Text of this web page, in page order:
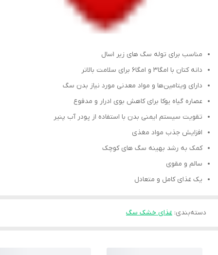
مناسب برای توله سگ های زیر ۱سال
دانه کتان با امگا۳ و امگا۶ برای سلامت بالاتر
دارای ویتامین‌ها و مواد معدنی مورد نیاز بدن سگ
عصاره گیاه یوکا برای کاهش بوی ادرار و مدفوع
تقویت سیستم ایمنی بدن با استفاده از پودر آب پنیر
افزایش جذب مواد مغذی
کمک به رشد بهینه سگ های کوچک
سالم و مقوی
یک غذای کامل و متعادل
دسته‌بندی: غذای خشک سگ